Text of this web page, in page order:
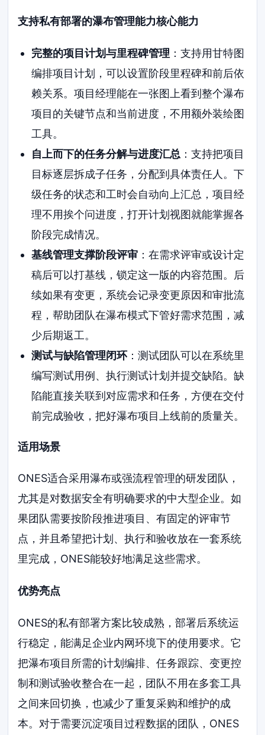
支持私有部署的瀑布管理能力核心能力
完整的项目计划与里程碑管理 ：支持用甘特图
编排项目计划，可以设置阶段里程碑和前后依
赖关系。项目经理能在一张图上看到整个瀑布
项目的关键节点和当前进度，不用额外装绘图
工具。
自上而下的任务分解与进度汇总：支持把项目
目标逐层拆成子任务，分配到具体责任人。下
级任务的状态和工时会自动向上汇总，项目经
理不用挨个问进度，打开计划视图就能掌握各
阶段完成情况。
基线管理支撑阶段评审：在需求评审或设计定
稿后可以打基线，锁定这一版的内容范围。后
续如果有变更，系统会记录变更原因和审批流
程，帮助团队在瀑布模式下管好需求范围，减
少后期返工。
测试与缺陷管理闭环：测试团队可以在系统里
编写测试用例、执行测试计划并提交缺陷。缺
陷能直接关联到对应需求和任务，方便在交付
前完成验收，把好瀑布项目上线前的质量关。
适用场景
ONES适合采用瀑布或强流程管理的研发团队，
尤其是对数据安全有明确要求的中大型企业。如
果团队需要按阶段推进项目、有固定的评审节
点，并且希望把计划、执行和验收放在一套系统
里完成，ONES能较好地满足这些需求。
优势亮点
ONES的私有部署方案比较成熟，部署后系统运
行稳定，能满足企业内网环境下的使用要求。它
把瀑布项目所需的计划编排、任务跟踪、变更控
制和测试验收整合在一起，团队不用在多套工具
之间来回切换，也减少了重复采购和维护的成
本。对于需要沉淀项目过程数据的团队，ONES